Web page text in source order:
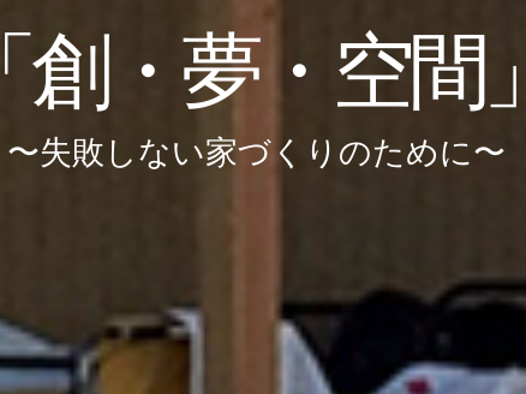
「創・夢・空間
〜失敗しない家づくりのために〜